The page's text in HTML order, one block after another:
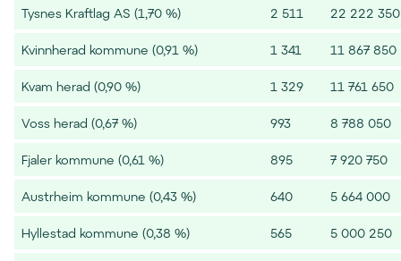
Tysnes Kraftlag AS (1,70 %) 2 511 22 222 350
Kvinnherad kommune (0,91 %) 1 341 11 867 850
Kvam herad (0,90 %) 1 329 11 761 650
Voss herad (0,67 %) 993 8 788 050
Fjaler kommune (0,61 %) 895 7 920 750
Austrheim kommune (0,43 %) 640 5 664 000
Hyllestad kommune (0,38 %) 565 5 000 250